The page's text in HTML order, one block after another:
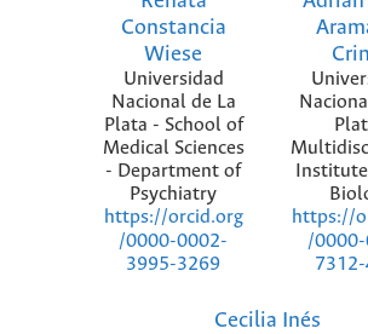
Constancia
Wiese
Universidad
Nacional de La
Plata - School of
Medical Sciences
- Department of
Psychiatry
https://orcid.org
/0000-0002-
3995-3269
https://
/
Cecilia Inés